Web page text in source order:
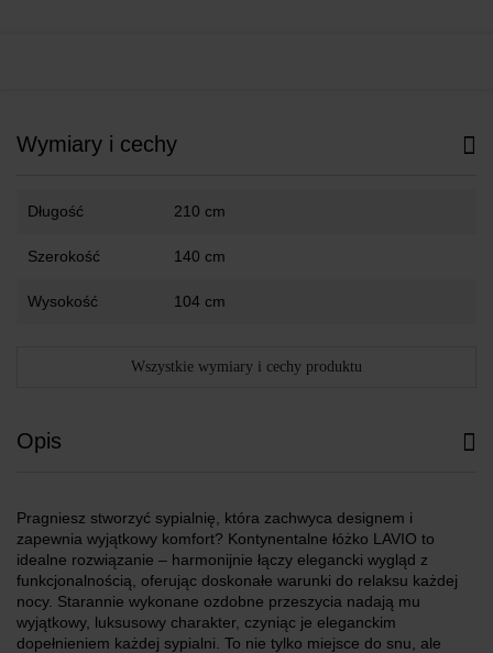
Wymiary i cechy
Długość 210 cm
Szerokość 140 cm
Wysokość 104 cm
Wszystkie wymiary i cechy produktu
Opis
Pragniesz stworzyć sypialnię, która zachwyca designem i
zapewnia wyjątkowy komfort? Kontynentalne łóżko LAVIO to
idealne rozwiązanie – harmonijnie łączy elegancki wygląd z
funkcjonalnością, oferując doskonałe warunki do relaksu każdej
nocy. Starannie wykonane ozdobne przeszycia nadają mu
wyjątkowy, luksusowy charakter, czyniąc je eleganckim
dopełnieniem każdej sypialni. To nie tylko miejsce do snu, ale